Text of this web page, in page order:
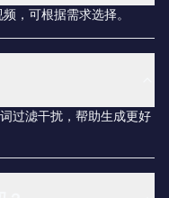
，可根据需求选择。
过滤干扰，帮助生成更好